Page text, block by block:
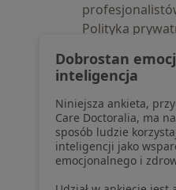
Polityka
pozyskaliśmy
Polityka cookies
Jak działają
Dostępność
O nas
Praca
Partnerzy
Dobrostan
inteligencja
Niniejsza ankieta,
Care Doctoralia, ma
sposób ludzie
inteligencji jako
emocjonalnego i